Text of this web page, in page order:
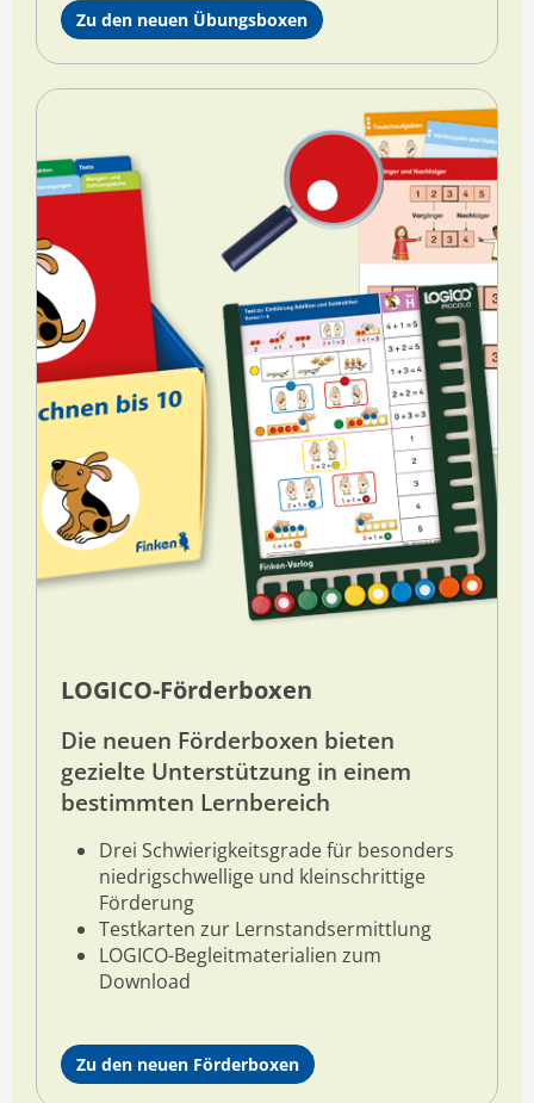
Zu den neuen Übungsboxen
LOGICO-Förderboxen
Die neuen Förderboxen bieten
gezielte Unterstützung in einem
bestimmten Lernbereich
Drei Schwierigkeitsgrade für besonders
niedrigschwellige und kleinschrittige
Förderung
Testkarten zur Lernstandsermittlung
LOGICO-Begleitmaterialien zum
Download
Zu den neuen Förderboxen